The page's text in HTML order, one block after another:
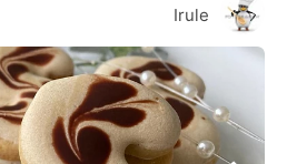
Irule